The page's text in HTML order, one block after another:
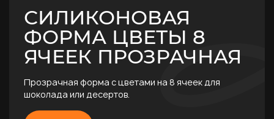
СИЛИКОНОВАЯ
ФОРМА ЦВЕТЫ 8
ЯЧЕЕК ПРОЗРАЧНАЯ
Прозрачная форма с цветами на 8 ячеек для
шоколада или десертов.